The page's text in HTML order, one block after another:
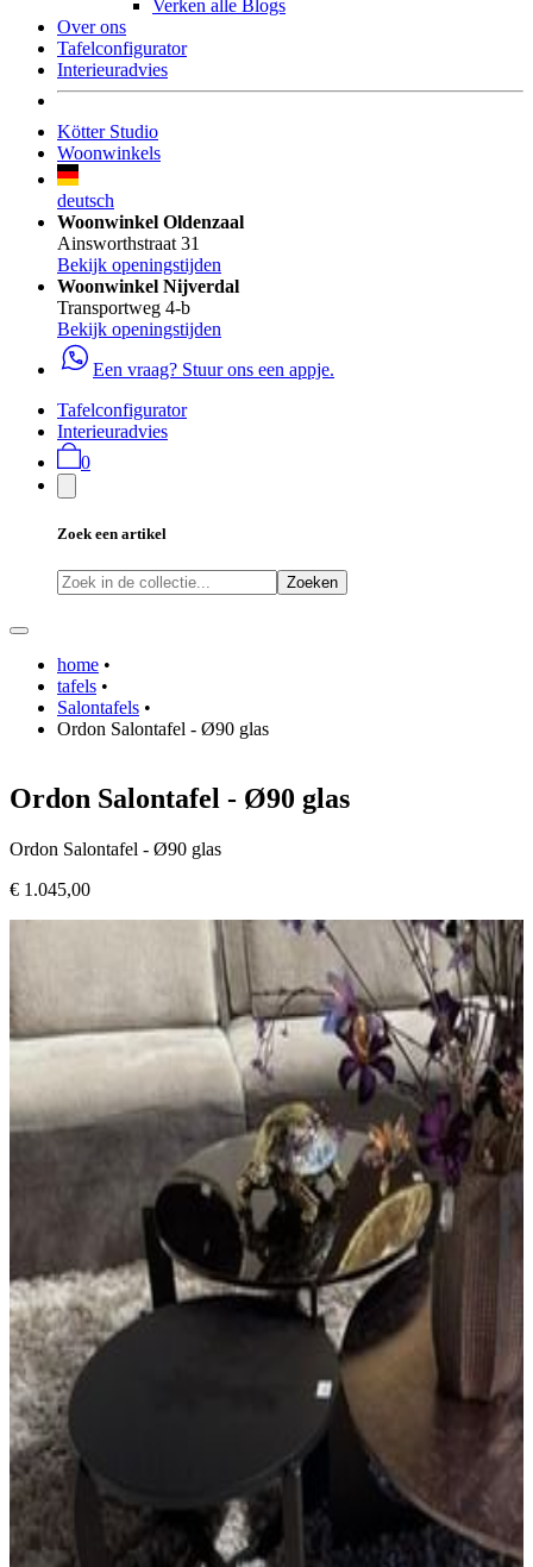
Verken alle Blogs
Over ons
Tafelconfigurator
Interieuradvies
Kötter Studio
Woonwinkels
deutsch
Woonwinkel Oldenzaal
Ainsworthstraat 31
Bekijk openingstijden
Woonwinkel Nijverdal
Transportweg 4-b
Bekijk openingstijden
Een vraag? Stuur ons een appje.
Tafelconfigurator
Interieuradvies
0
Zoek een artikel
Zoeken
home •
tafels •
Salontafels •
Ordon Salontafel - Ø90 glas
Ordon Salontafel - Ø90 glas
Ordon Salontafel - Ø90 glas
€ 1.045,00